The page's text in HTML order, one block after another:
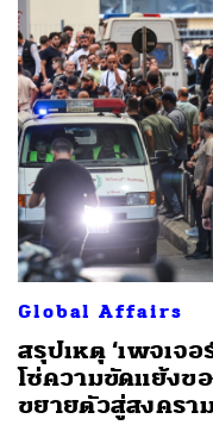
Global Affairs
สรุปเหตุ ‘เพจเจ
โซ่ความขัดแย้งข
ขยายตัวสู่สงครา
SHARE